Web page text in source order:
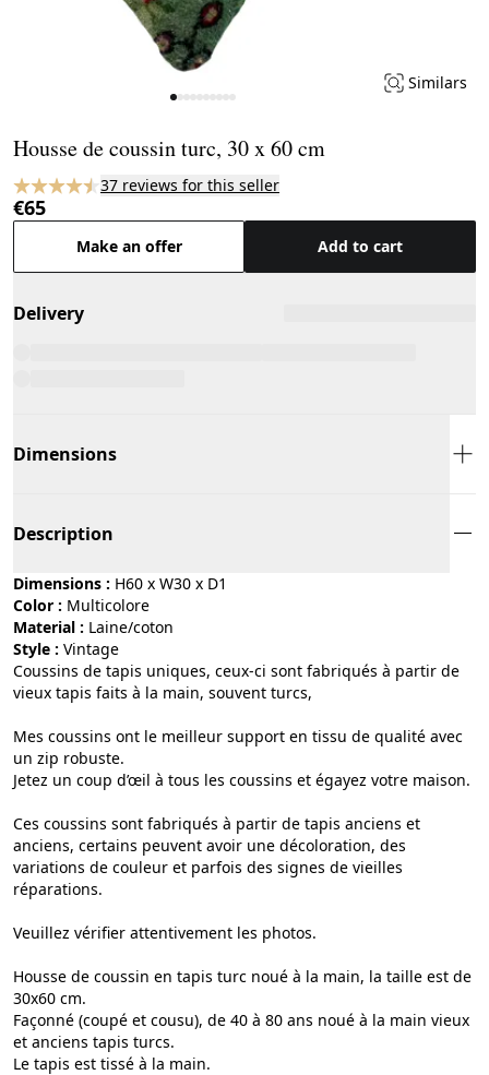
Similars
Housse de coussin turc, 30 x 60 cm
37 reviews for this seller
€65
Make an offer Add to cart
Delivery
Dimensions
Description
Dimensions : H60 x W30 x D1
Color :
multicolore
Material :
laine/coton
Style :
vintage
Coussins de tapis uniques, ceux-ci sont fabriqués à partir de
vieux tapis faits à la main, souvent turcs,
Mes coussins ont le meilleur support en tissu de qualité avec
un zip robuste.
Jetez un coup d’œil à tous les coussins et égayez votre maison.
Ces coussins sont fabriqués à partir de tapis anciens et
anciens, certains peuvent avoir une décoloration, des
variations de couleur et parfois des signes de vieilles
réparations.
Veuillez vérifier attentivement les photos.
Housse de coussin en tapis turc noué à la main, la taille est de
30x60 cm.
Façonné (coupé et cousu), de 40 à 80 ans noué à la main vieux
et anciens tapis turcs.
Le tapis est tissé à la main.